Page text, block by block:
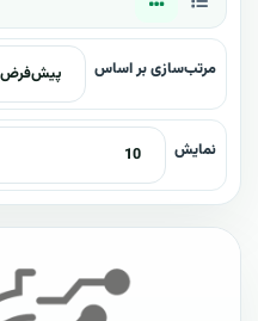
مرتب‌سازی بر اساس
نمایش